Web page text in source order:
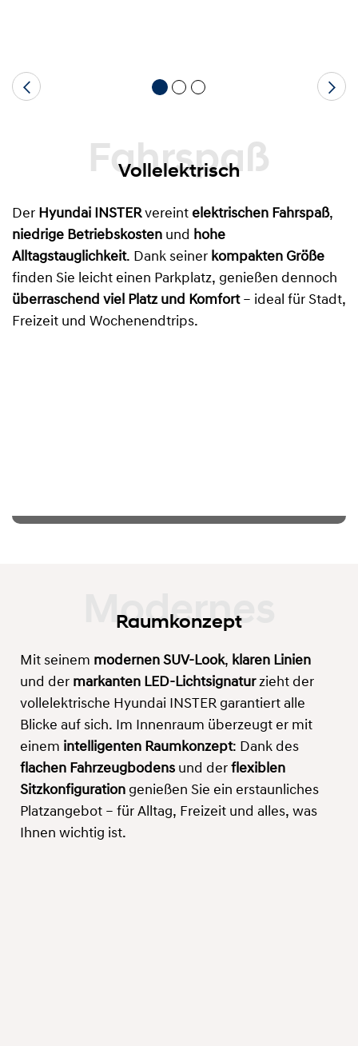
Fahrspaß
Vollelektrisch
Der Hyundai INSTERvereint elektrischen Fahrspaß,
niedrige Betriebskosten und hohe
Alltagstauglichkeit. Dank seiner kompakten Größe
finden Sie leicht einen Parkplatz, genießen dennoch
überraschend viel Platz und Komfort– ideal für Stadt,
Freizeit und Wochenendtrips.
Raumkonzept
Mit seinem modernen SUV-Look, klaren Linien
und der markanten LED-Lichtsignaturzieht der
vollelektrische Hyundai INSTER garantiert alle
Blicke auf sich. Im Innenraum überzeugt er mit
einem intelligenten Raumkonzept: Dank des
flachen Fahrzeugbodens und der flexiblen
Sitzkonfiguration genießen Sie ein erstaunliches
Platzangebot – für Alltag, Freizeit und alles, was
Ihnen wichtig ist.